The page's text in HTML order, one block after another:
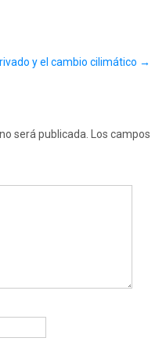
y el cambio cilimático →
será publicada.
Los campos